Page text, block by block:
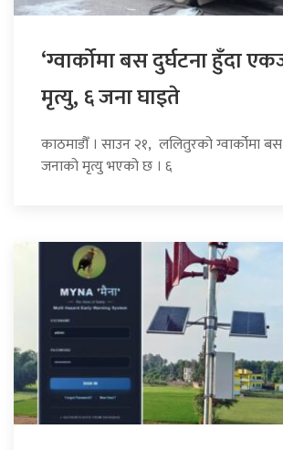
‘ग्वार्कोमा बस दुर्घटना हुँदा
मृत्यु, ६ जना घाइते
काठमाडौँ । साउन २१, ललितुरको ग्वार्कोमा
जनाको मृत्यु भएको छ । ६